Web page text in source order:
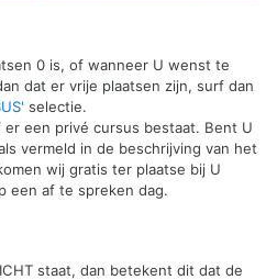
0 is, of wanneer U wenst te
dat er vrije plaatsen zijn, surf dan
selectie.
er een privé cursus bestaat. Bent U
vermeld in de beschrijving van het
wij gratis ter plaatse bij U
een af te spreken dag.
staat, dan betekent dit dat de